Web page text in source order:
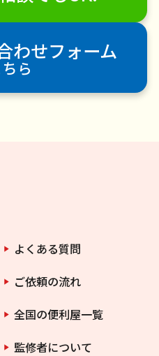
空き家管理
各種代行
施工
ナメクジ駆除
駆除
わせフォーム
ら
よくある質問
ご依頼の流れ
全国の便利屋一覧
監修者について